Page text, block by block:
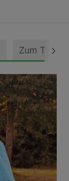
Zum Thema